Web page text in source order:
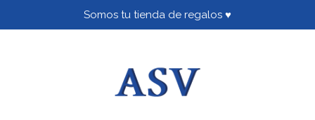
Somos tu tienda de regalos ♥